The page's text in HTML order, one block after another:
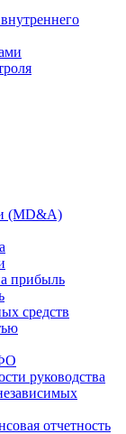
(MD&A)
прибыль
средств
руководства
отчетность